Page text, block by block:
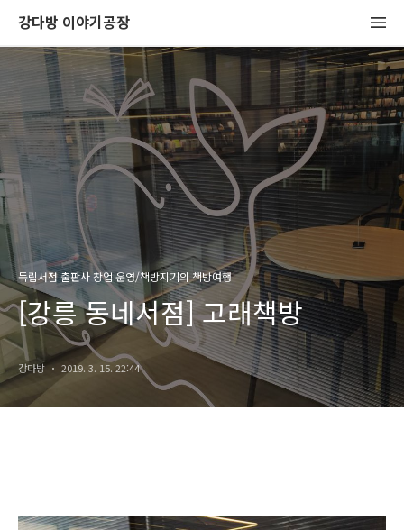
강다방 이야기공장
독립서점 출판사 창업 운영/책방지기의 책방여행
[강릉 동네서점] 고래책방
강다방 2019. 3. 15. 22:44